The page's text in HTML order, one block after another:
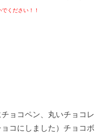
ください！！
ョコペン、丸いチョコレ
コにしました）チョコボ